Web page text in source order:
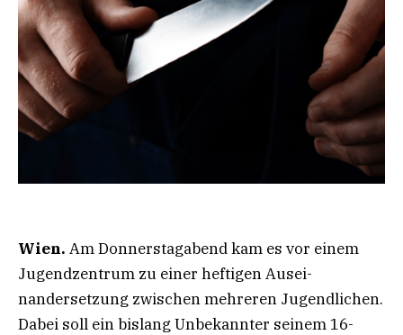
Wien. Am Donnerstagabend kam es vor einem
Jugendzentrum zu einer heftigen Ausei-
nandersetzung zwischen mehreren Jugendlichen.
Dabei soll ein bislang Unbekannter seinem 16-